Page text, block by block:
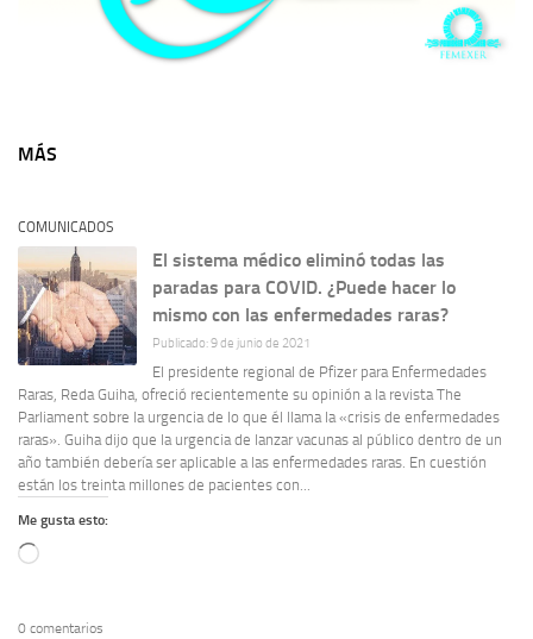
MÁS
COMUNICADOS
El sistema médico eliminó todas las
paradas para COVID. ¿Puede hacer lo
mismo con las enfermedades raras?
Publicado: 9 de junio de 2021
El presidente regional de Pfizer para Enfermedades
Raras, Reda Guiha, ofreció recientemente su opinión a la revista The
Parliament sobre la urgencia de lo que él llama la «crisis de enfermedades
raras». Guiha dijo que la urgencia de lanzar vacunas al público dentro de un
año también debería ser aplicable a las enfermedades raras. En cuestión
están los treinta millones de pacientes con...
Me gusta esto:
Cargando...
0 comentarios